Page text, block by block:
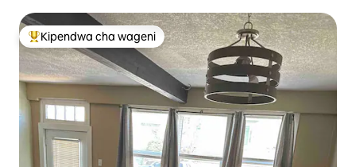
Kipendwa maarufu cha wageni
Kipendwa cha wageni